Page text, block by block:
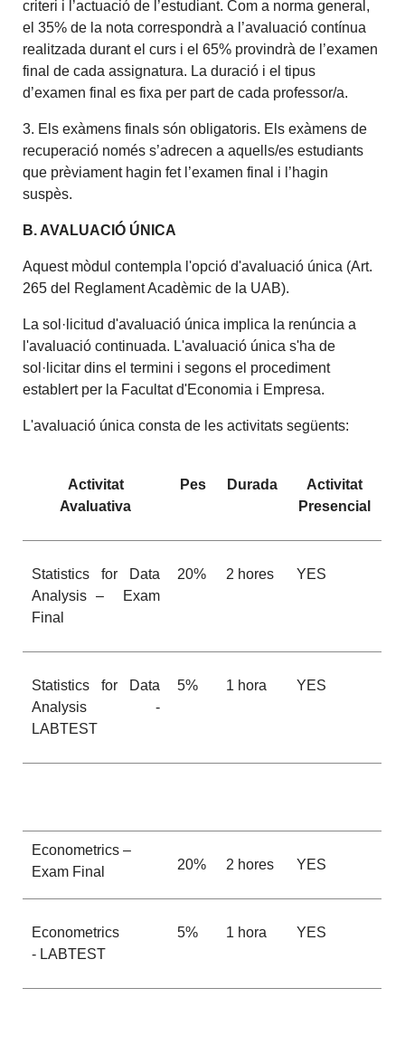
criteri i l’actuació de l’estudiant. Com a norma general,
el 35% de la nota correspondrà a l’avaluació contínua
realitzada durant el curs i el 65% provindrà de l’examen
final de cada assignatura. La duració i el tipus
d’examen final es fixa per part de cada professor/a.
3. Els exàmens finals són obligatoris. Els exàmens de
recuperació només s’adrecen a aquells/es estudiants
que prèviament hagin fet l’examen final i l’hagin
suspès.
B. AVALUACIÓ ÚNICA
Aquest mòdul contempla l'opció d'avaluació única (Art.
265 del Reglament Acadèmic de la UAB).
La sol·licitud d'avaluació única implica la renúncia a
l'avaluació continuada. L'avaluació única s'ha de
sol·licitar dins el termini i segons el procediment
establert per la Facultat d'Economia i Empresa.
L'avaluació única consta de les activitats següents:
Activitat
Avaluativa
Pes Durada
Activitat
Presencial
Statistics for Data
Analysis – Exam
Final
20% 2 hores YES
Statistics for Data
Analysis -
LABTEST
5% 1 hora YES
Econometrics –
Exam Final
20% 2 hores YES
Econometrics
- LABTEST
5% 1 hora YES